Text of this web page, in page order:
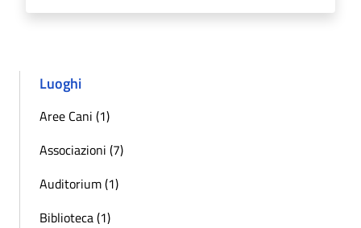
Luoghi
Aree Cani (1)
Associazioni (7)
Auditorium (1)
Biblioteca (1)